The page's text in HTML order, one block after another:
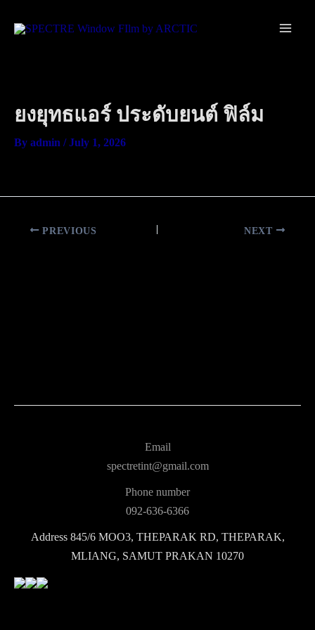
to
ยงยุทธแอร์ ประดับยนต์ ฟิล์ม
By admin /July 1, 2026
PREVIOUS NEXT
Email
spectretint@gmail.com
Phone number
092-636-6366
Address845/6 MOO3, THEPARAK RD, THEPARAK,
MLIANG, SAMUT PRAKAN 10270